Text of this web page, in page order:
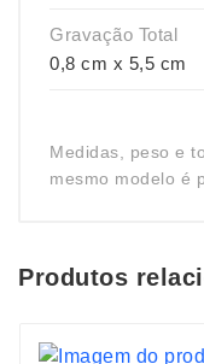
Gravação Total
0,8 cm x 5,5 cm
Medidas, peso e
mesmo modelo é
Produtos